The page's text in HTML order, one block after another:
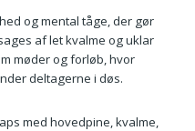
og mental tåge, der gør
af let kvalme og uklar
møder og forløb, hvor
deltagerne i døs.
med hovedpine, kvalme,